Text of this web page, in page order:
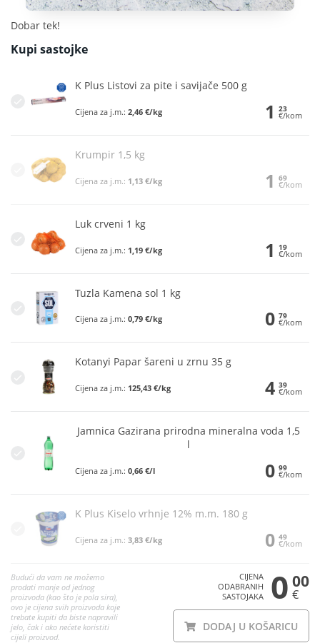
Dobar tek!
Kupi sastojke
K Plus Listovi za pite i savijače 500 g
Cijena za j.m.: 2,46 €/kg 1 23
€/kom
Krumpir 1,5 kg
Cijena za j.m.: 1,13 €/kg 1 69
€/kom
Luk crveni 1 kg
Cijena za j.m.: 1,19 €/kg 1 19
€/kom
Tuzla Kamena sol 1 kg
Cijena za j.m.: 0,79 €/kg 0 79
€/kom
Kotanyi Papar šareni u zrnu 35 g
Cijena za j.m.: 125,43 €/kg 4 39
€/kom
Jamnica Gazirana prirodna mineralna voda 1,5
l
Cijena za j.m.: 0,66 €/l 0 99
€/kom
K Plus Kiselo vrhnje 12% m.m. 180 g
Cijena za j.m.: 3,83 €/kg 0 49
€/kom
Budući da vam ne možemo
prodati manje od jednog
proizvoda (kao što je pola sira),
ovo je cijena svih proizvoda koje
trebate kupiti da biste napravili
jelo, čak i ako nećete koristiti
cijeli proizvod.
CIJENA
ODABRANIH
SASTOJAKA
0 00
€
DODAJ U KOŠARICU